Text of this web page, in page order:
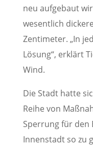
neu aufgebaut
wesentlich
Zentimeter. „In
Lösung“, erklärt
Wind.
Die Stadt hatte
Reihe von
Sperrung für den
Innenstadt so zu